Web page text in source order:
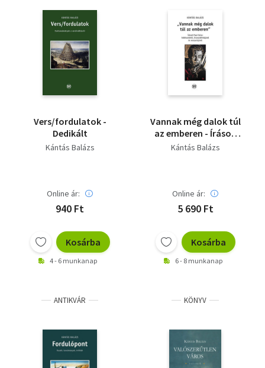
Vers/fordulatok -
Dedikált
Kántás Balázs
Online ár:
940 Ft
Kosárba
4 - 6 munkanap
Vannak még dalok túl
az emberen - Írások
Paul Celan
Kántás Balázs
Online ár:
5 690 Ft
Kosárba
6 - 8 munkanap
ANTIKVÁR KÖNYV